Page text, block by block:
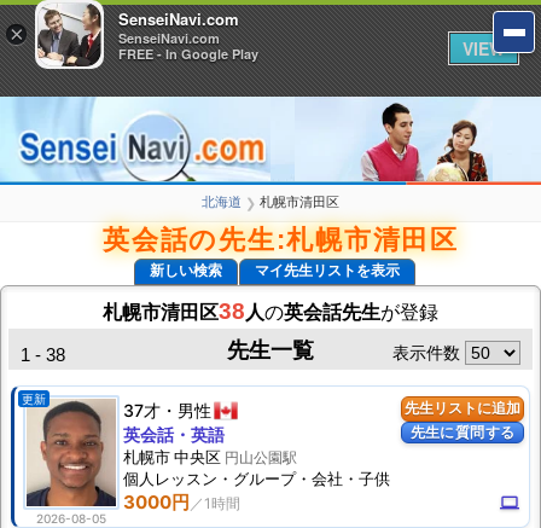
北海道 ❯ 札幌市清田区
英会話の先生:札幌市清田区
新しい検索 マイ先生リストを表示
札幌市清田区38 人の英会話先生が登録
先生一覧
1 - 38 表示件数
先生リストに追加
先生に質問する
更新
2026-08-05
37才 男性
3000円 computer
英会話・英語
札幌市 中央区 円山公園駅
個人 レッスン ・グループ・会社・子供
×
SenseiNavi.com
SenseiNavi.com
FREE - In Google Play
VIEW
×
SenseiNavi.com
SenseiNavi.com
FREE - In Google Play
VIEW